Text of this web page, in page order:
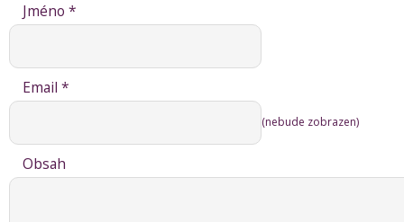
Jméno *
Email *
(nebude zobrazen)
Obsah